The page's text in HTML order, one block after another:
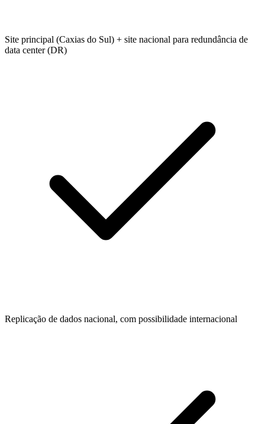
Site principal (Caxias do Sul) + site nacional para redundância de
data center (DR)
Replicação de dados nacional, com possibilidade internacional